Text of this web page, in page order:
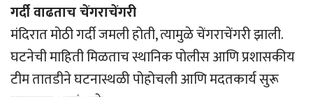
गर्दी वाढताच चेंगराचेंगरी
मंदिरात मोठी गर्दी जमली होती, त्यामुळे चेंगराचेंगरी झाली.
घटनेची माहिती मिळताच स्थानिक पोलीस आणि प्रशासकीय
टीम तातडीने घटनास्थळी पोहोचली आणि मदतकार्य सुरू